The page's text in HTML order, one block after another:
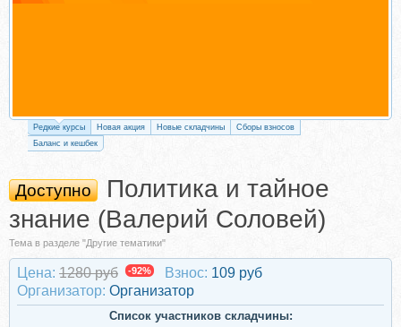
Редкие курсы Новая акция Новые складчины
Сборы взносов
Баланс и кешбек
Доступно
Политика и тайное
знание (Валерий Соловей)
Тема в разделе "Другие тематики"
Цена: 1280 руб -92% Взнос: 109 руб
Организатор: Организатор
Список участников складчины: